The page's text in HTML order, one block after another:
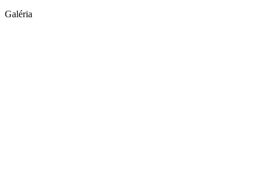
Galéria